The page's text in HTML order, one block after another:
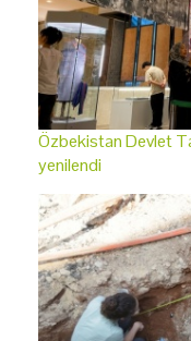
Özbekistan Devlet
yenilendi